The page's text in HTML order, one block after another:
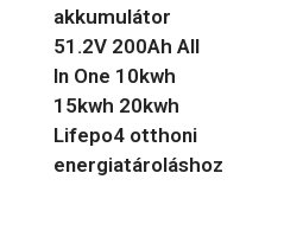
akkumulátor
51.2V 200Ah All
In One 10kwh
15kwh 20kwh
Lifepo4 otthoni
energiatároláshoz